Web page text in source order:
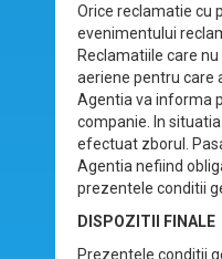
Orice reclamatie cu
evenimentului
Reclamatiile care
aeriene pentru care
Agentia va informa
companie. In
efectuat zborul.
Agentia nefiind
prezentele conditii
DISPOZITII FINALE
Prezentele conditii